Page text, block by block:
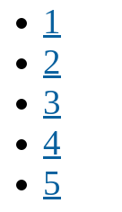
1
2
3
4
5